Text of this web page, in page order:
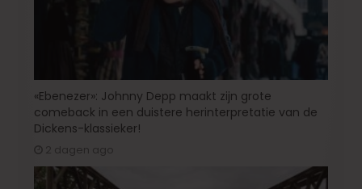
«Ebenezer»: Johnny Depp maakt zijn grote
comeback in een duistere herinterpretatie van de
Dickens-klassieker!
2 dagen ago